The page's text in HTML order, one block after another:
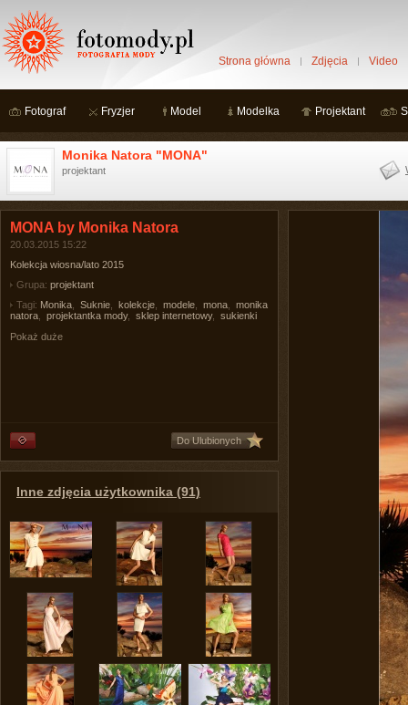
Strona główna Zdjęcia Video
Fotograf Fryzjer Model Modelka Projektant
Monika Natora "MONA"
projektant
MONA by Monika Natora
20.03.2015 15:22
Kolekcja wiosna/lato 2015
Grupa: projektant
Tagi: Monika Suknie kolekcje modele mona
monika
natora
projektantka mody, sklep internetowy,
sukienki
Pokaż duże
Do Ulubionych
Inne zdjęcia użytkownika (91)